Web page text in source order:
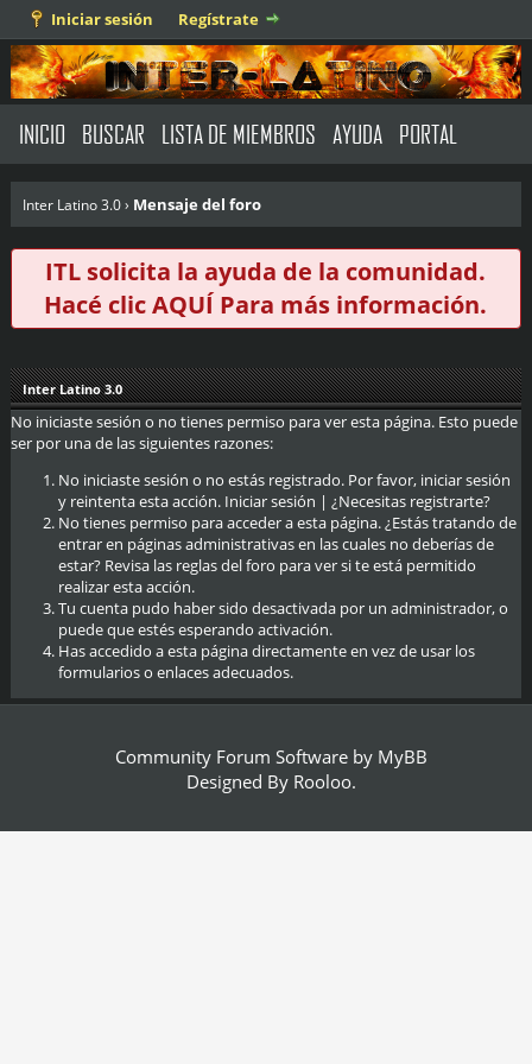
Iniciar sesión Regístrate
INICIO BUSCAR LISTA DE MIEMBROS AYUDA PORTAL
Inter Latino 3.0› Mensaje del foro
ITL solicita la ayuda de la comunidad.
Hacé clicAQUÍ Para más información.
Inter Latino 3.0
No iniciaste sesión o no tienes permiso para ver esta página. Esto puede
ser por una de las siguientes razones:
No iniciaste sesión o no estás registrado. Por favor, iniciar sesión
y reintenta esta acción. Iniciar sesión | ¿Necesitas registrarte?
No tienes permiso para acceder a esta página. ¿Estás tratando de
entrar en páginas administrativas en las cuales no deberías de
estar? Revisa las reglas del foro para ver si te está permitido
realizar esta acción.
Tu cuenta pudo haber sido desactivada por un administrador, o
puede que estés esperando activación.
Has accedido a esta página directamente en vez de usar los
formularios o enlaces adecuados.
Community Forum Software by MyBB
Designed By Rooloo.